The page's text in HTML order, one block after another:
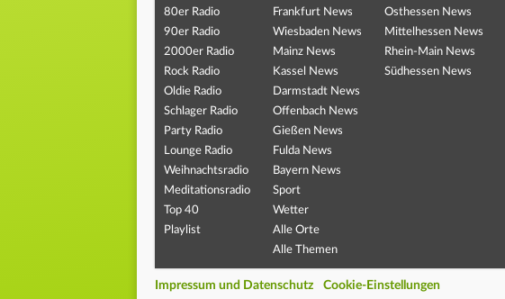
80er Radio
90er Radio
2000er Radio
Rock Radio
Oldie Radio
Schlager Radio
Party Radio
Lounge Radio
Weihnachtsradio
Meditationsradio
Top 40
Playlist
Frankfurt News
Wiesbaden News
Mainz News
Kassel News
Darmstadt News
Offenbach News
Gießen News
Fulda News
Bayern News
Sport
Wetter
Alle Orte
Alle Themen
Osthessen News
Mittelhessen News
Rhein-Main News
Südhessen News
Impressum und Datenschutz Cookie-Einstellungen